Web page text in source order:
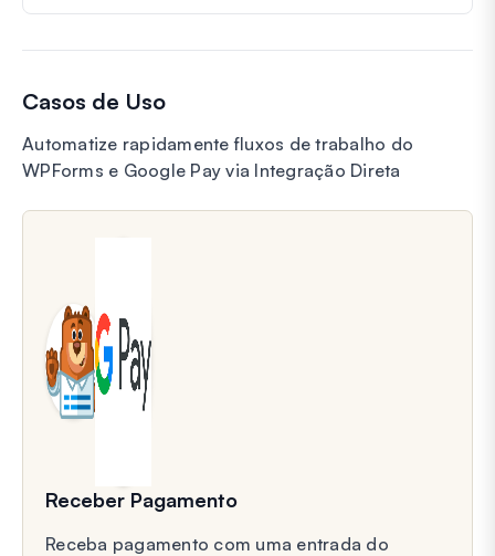
Casos de Uso
Automatize rapidamente fluxos de trabalho do
WPForms e Google Pay via Integração Direta
Receber Pagamento
Receba pagamento com uma entrada do